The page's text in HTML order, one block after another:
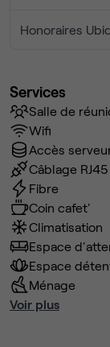
Honoraires
Services
Salle de
Wifi
Accès
Câblage RJ45
Fibre
Coin cafet'
Climatisation
Espace
Espace
Ménage
Voir plus